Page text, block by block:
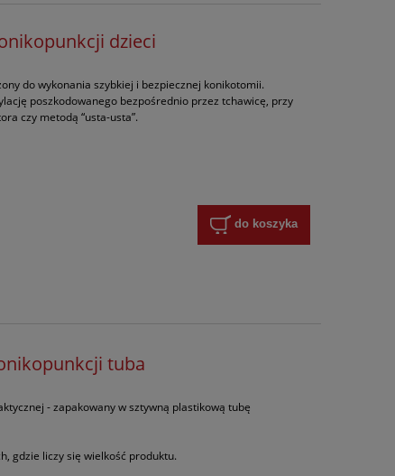
dzieci
do wykonania szybkiej i bezpiecznej konikotomii.
poszkodowanego bezpośrednio przez tchawicę, przy
czy metodą “usta-usta”.
do koszyka
tuba
- zapakowany w sztywną plastikową tubę
gdzie liczy się wielkość produktu.